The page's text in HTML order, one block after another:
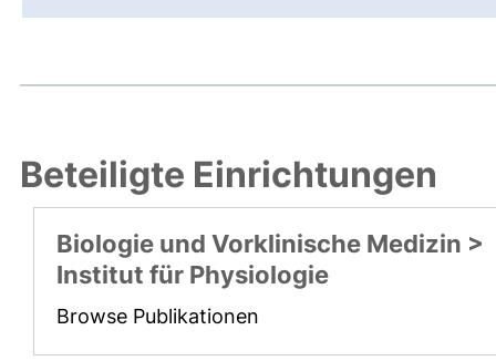
Beteiligte Einrichtungen
Biologie und Vorklinische Medizin >
Institut für Physiologie
Browse Publikationen